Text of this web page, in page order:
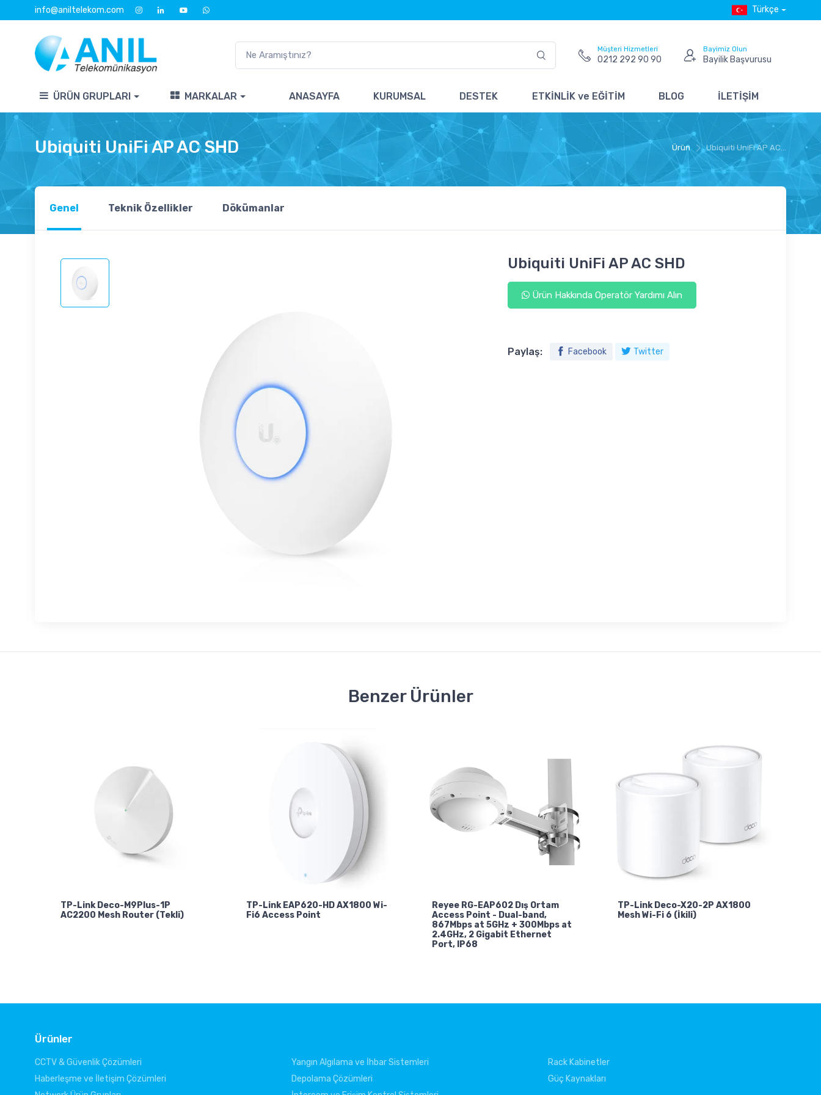
info@aniltelekom.com Türkçe
Müşteri Hizmetleri
0212 292 90 90
Bayimiz Olun
Bayilik Başvurusu
ÜRÜN GRUPLARI MARKALAR ANASAYFA KURUMSAL DESTEK ETKİNLİK ve EĞİTİM BLOG İLETİŞİM
Ürün Ubiquiti UniFi AP AC...
Ubiquiti UniFi AP AC SHD
Genel Teknik Özellikler Dökümanlar
Ubiquiti UniFi AP AC SHD
Ürün Hakkında Operatör Yardımı Alın
Paylaş: Facebook Twitter
Benzer Ürünler
TP-Link Deco-M9Plus-1P
AC2200 Mesh Router (Tekli)
TP-Link EAP620-HD AX1800 Wi-
Fi6 Access Point
Reyee RG-EAP602 Dış Ortam
Access Point - Dual-band,
867Mbps at 5GHz + 300Mbps at
2.4GHz, 2 Gigabit Ethernet
Port, IP68
TP-Link Deco-X20-2P AX1800
Mesh Wi-Fi 6 (İkili)
Ürünler
CCTV & Güvenlik Çözümleri
Haberleşme ve İletişim Çözümleri
Yangın Algılama ve İhbar Sistemleri
Depolama Çözümleri
Rack Kabinetler
Güç Kaynakları